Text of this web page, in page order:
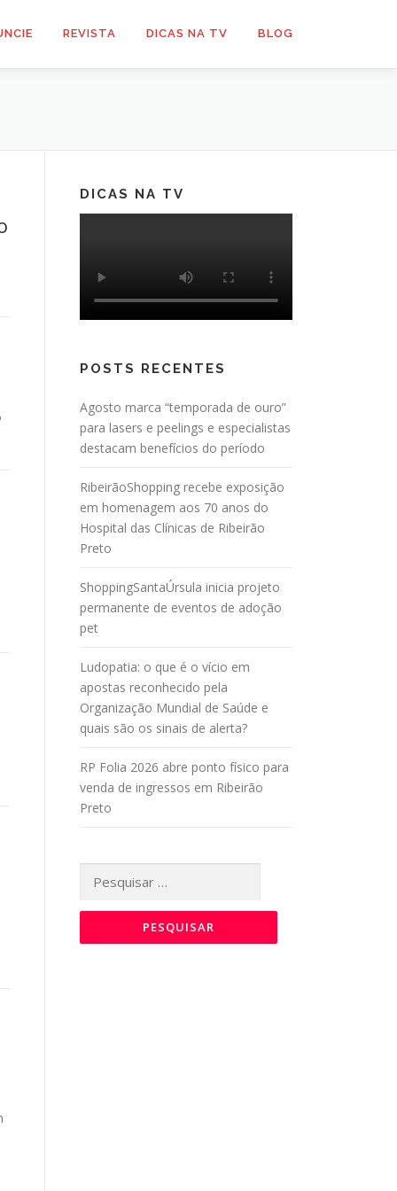
REVISTA DICAS NA TV BLOG
DICAS NA TV
POSTS RECENTES
Agosto marca “temporada de ouro”
para lasers e peelings e especialistas
destacam benefícios do período
RibeirãoShopping recebe exposição
em homenagem aos 70 anos do
Hospital das Clínicas de Ribeirão
Preto
ShoppingSantaÚrsula inicia projeto
permanente de eventos de adoção
pet
Ludopatia: o que é o vício em
apostas reconhecido pela
Organização Mundial de Saúde e
quais são os sinais de alerta?
RP Folia 2026 abre ponto físico para
venda de ingressos em Ribeirão
Preto
por: